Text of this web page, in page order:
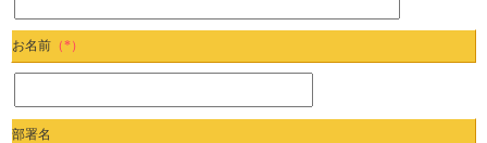
お名前 （*）
部署名